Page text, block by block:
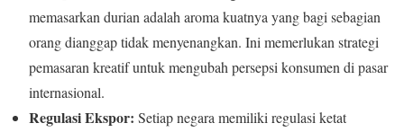
memasarkan durian adalah aroma kuatnya yang bagi sebagian
orang dianggap tidak menyenangkan. Ini memerlukan strategi
pemasaran kreatif untuk mengubah persepsi konsumen di pasar
internasional.
Regulasi Ekspor: Setiap negara memiliki regulasi ketat